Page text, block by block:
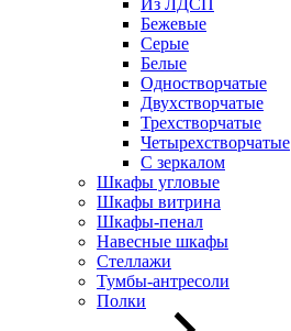
Бежевые
Серые
Белые
Одностворчатые
Двухстворчатые
Трехстворчатые
Четырехстворчатые
С зеркалом
Шкафы угловые
Шкафы витрина
Шкафы-пенал
Навесные шкафы
Стеллажи
Тумбы-антресоли
Полки